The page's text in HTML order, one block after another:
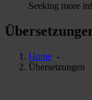
Seeking more
Home -
Übersetzungen